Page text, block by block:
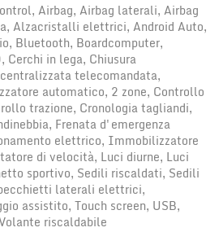
Airbag, Airbag laterali, Airbag
Alzacristalli elettrici, Android Auto,
Bluetooth, Boardcomputer,
Cerchi in lega, Chiusura
telecomandata,
automatico, 2 zone, Controllo
trazione, Cronologia tagliandi,
Frenata d'emergenza
elettrico, Immobilizzatore
di velocità, Luci diurne, Luci
sportivo, Sedili riscaldati, Sedili
laterali elettrici,
assistito, Touch screen, USB,
riscaldabile